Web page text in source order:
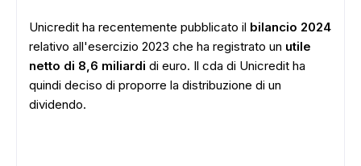
Unicredit ha recentemente pubblicato il bilancio 2024
relativo all'esercizio 2023 che ha registrato un utile
netto di 8,6 miliardi di euro. Il cda di Unicredit ha
quindi deciso di proporre la distribuzione di un
dividendo.